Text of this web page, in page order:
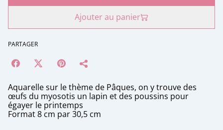
Ajouter au panier
PARTAGER
Aquarelle sur le thème de Pâques, on y trouve des
œufs du myosotis un lapin et des poussins pour
égayer le printemps
Format 8 cm par 30,5 cm